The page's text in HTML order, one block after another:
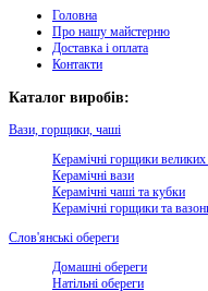
Головна
Про нашу майстерню
Доставка і оплата
Контакти
Каталог виробів:
Вази, горщики, чаші
Керамічні горщики великих
Керамічні вази
Керамічні чаші та кубки
Керамічні горщики та
Слов'янські обереги
Домашні обереги
Натільні обереги